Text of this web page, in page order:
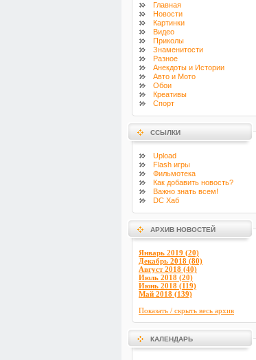
Главная
Новости
Картинки
Видео
Приколы
Знаменитости
Разное
Анекдоты и Истории
Авто и Мото
Обои
Креативы
Спорт
ССЫЛКИ
Upload
Flash игры
Фильмотека
Как добавить новость?
Важно знать всем!
DC Хаб
АРХИВ НОВОСТЕЙ
Январь 2019 (20)
Декабрь 2018 (80)
Август 2018 (40)
Июль 2018 (20)
Июнь 2018 (119)
Май 2018 (139)
Показать / скрыть весь архив
КАЛЕНДАРЬ